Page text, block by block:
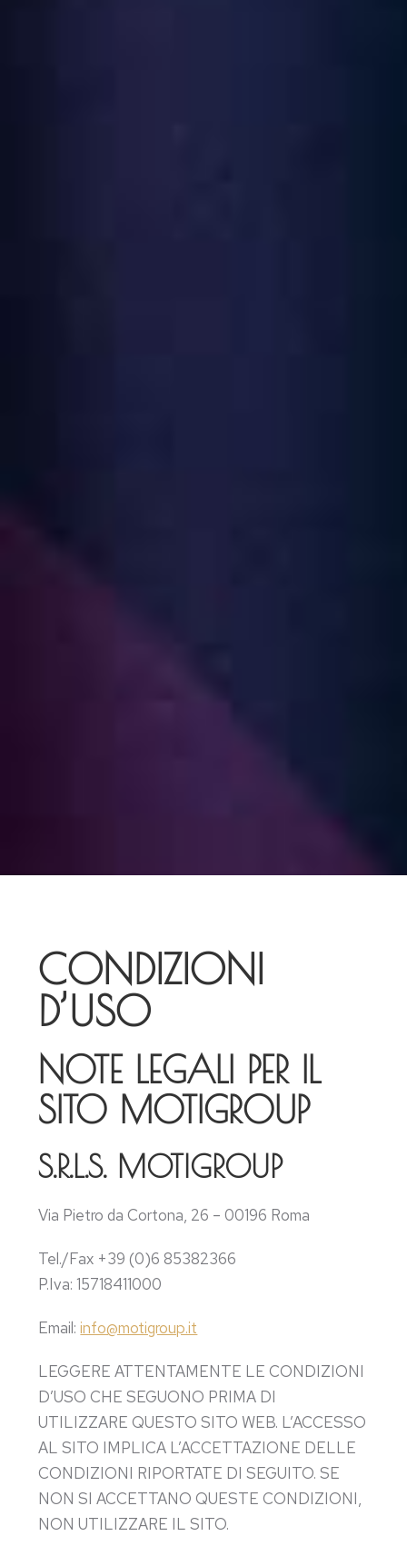
CONDIZIONI
D’USO
NOTE LEGALI PER IL
SITO MOTIGROUP
S.R.L.S. MOTIGROUP
Via Pietro da Cortona, 26 – 00196 Roma
Tel./Fax +39 (0)6 85382366
P.Iva: 15718411000
Email:info@motigroup.it
LEGGERE ATTENTAMENTE LE CONDIZIONI
D’USO CHE SEGUONO PRIMA DI
UTILIZZARE QUESTO SITO WEB. L’ACCESSO
AL SITO IMPLICA L’ACCETTAZIONE DELLE
CONDIZIONI RIPORTATE DI SEGUITO. SE
NON SI ACCETTANO QUESTE CONDIZIONI,
NON UTILIZZARE IL SITO.